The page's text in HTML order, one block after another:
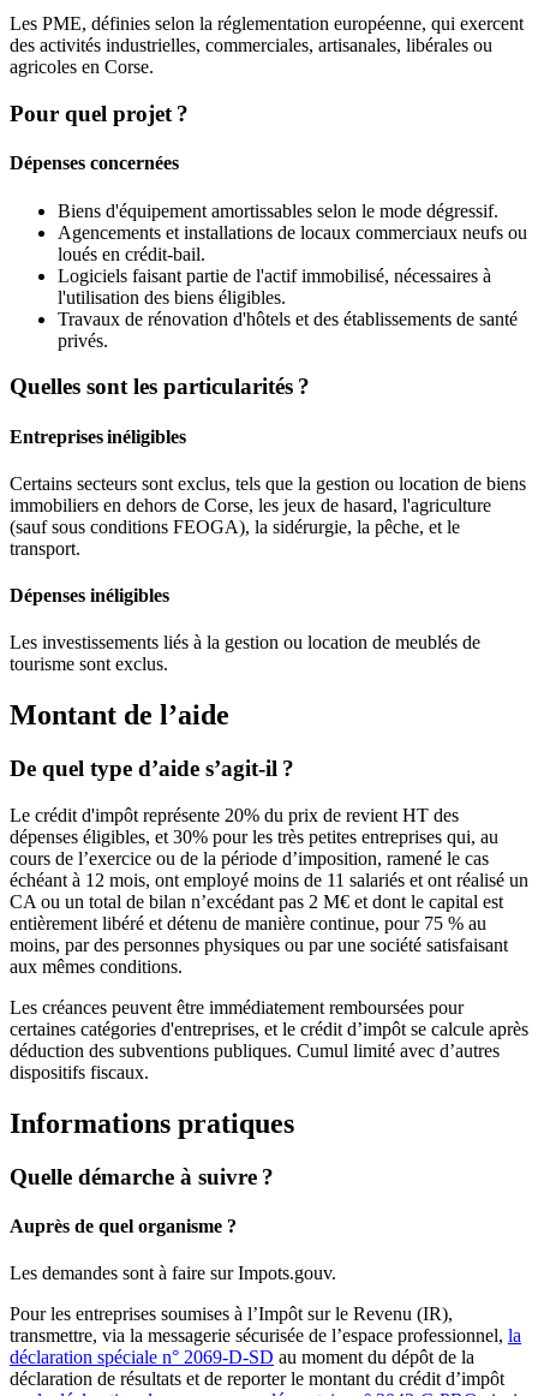
Les PME, définies selon la réglementation européenne, qui exercent
des activités industrielles, commerciales, artisanales, libérales ou
agricoles en Corse.
Pour quel projet ?
Dépenses concernées
Biens d'équipement amortissables selon le mode dégressif.
Agencements et installations de locaux commerciaux neufs ou
loués en crédit-bail.
Logiciels faisant partie de l'actif immobilisé, nécessaires à
l'utilisation des biens éligibles.
Travaux de rénovation d'hôtels et des établissements de santé
privés.
Quelles sont les particularités ?
Entreprises inéligibles
Certains secteurs sont exclus, tels que la gestion ou location de biens
immobiliers en dehors de Corse, les jeux de hasard, l'agriculture
(sauf sous conditions FEOGA), la sidérurgie, la pêche, et le
transport.
Dépenses inéligibles
Les investissements liés à la gestion ou location de meublés de
tourisme sont exclus.
Montant de l’aide
De quel type d’aide s’agit-il ?
Le crédit d'impôt représente 20% du prix de revient HT des
dépenses éligibles, et 30% pour les très petites entreprises qui, au
cours de l’exercice ou de la période d’imposition, ramené le cas
échéant à 12 mois, ont employé moins de 11 salariés et ont réalisé un
CA ou un total de bilan n’excédant pas 2 M€ et dont le capital est
entièrement libéré et détenu de manière continue, pour 75 % au
moins, par des personnes physiques ou par une société satisfaisant
aux mêmes conditions.
Les créances peuvent être immédiatement remboursées pour
certaines catégories d'entreprises, et le crédit d’impôt se calcule après
déduction des subventions publiques. Cumul limité avec d’autres
dispositifs fiscaux.
Informations pratiques
Quelle démarche à suivre ?
Auprès de quel organisme ?
Les demandes sont à faire sur Impots.gouv.
Pour les entreprises soumises à l’Impôt sur le Revenu (IR),
transmettre, via la messagerie sécurisée de l’espace professionnel, la
déclaration spéciale n° 2069-D-SD au moment du dépôt de la
déclaration de résultats et de reporter le montant du crédit d’impôt